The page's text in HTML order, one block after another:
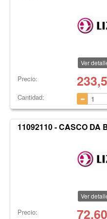
Ver
Precio:
Cantidad:
11092110 - CASCO DA
Ver
Precio: 72,60